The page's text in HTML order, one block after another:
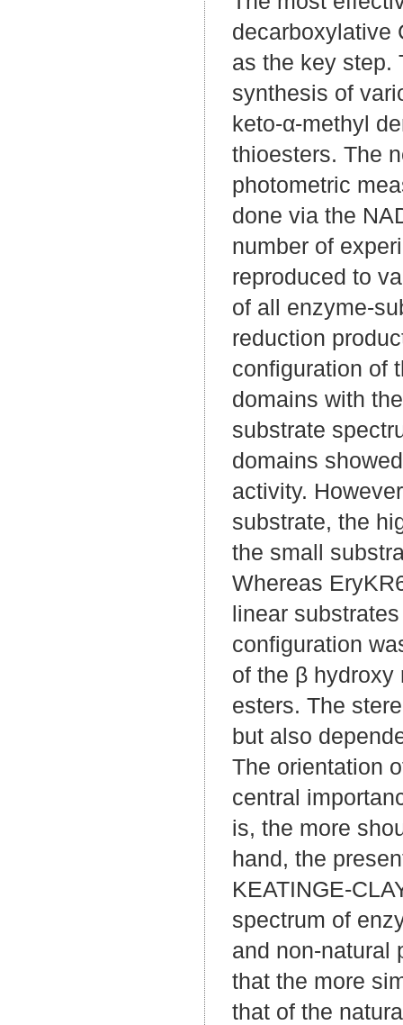
decarboxylative
as the key step.
synthesis of
keto-α-methyl
thioesters. The
photometric
done via the
number of
reproduced to
of all enzyme-
reduction
configuration of
domains with
substrate
domains
activity.
substrate, the
the small
Whereas
linear
configuration
of the β hydroxy
esters. The
but also
The orientation
central
is, the more
hand, the
KEATINGE-
spectrum of
and non-natural
that the more
that of the